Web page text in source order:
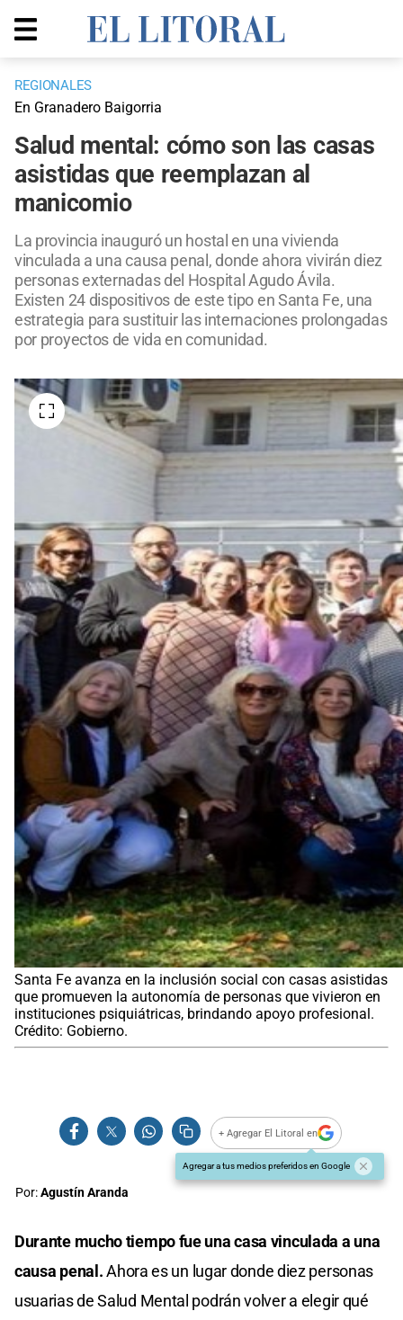
REGIONALES
En Granadero Baigorria
Salud mental: cómo son las casas
asistidas que reemplazan al
manicomio
La provincia inauguró un hostal en una vivienda
vinculada a una causa penal, donde ahora vivirán diez
personas externadas del Hospital Agudo Ávila.
Existen 24 dispositivos de este tipo en Santa Fe, una
estrategia para sustituir las internaciones prolongadas
por proyectos de vida en comunidad.
Santa Fe avanza en la inclusión social con casas asistidas
que promueven la autonomía de personas que vivieron en
instituciones psiquiátricas, brindando apoyo profesional.
Crédito: Gobierno.
+ Agregar El Litoral en
Agregar a tus medios preferidos en Google
Por:Agustín Aranda
Durante mucho tiempo fue una casa vinculada a una
causa penal.Ahora es un lugar donde diez personas
usuarias de Salud Mental podrán volver a elegir qué